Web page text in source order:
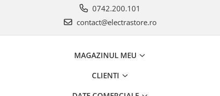
0742.200.101
contact@electrastore.ro
MAGAZINUL MEU
CLIENTI